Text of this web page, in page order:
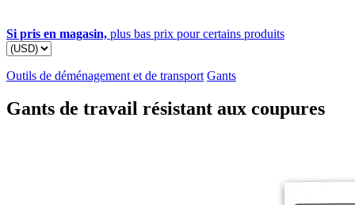
Si pris en magasin, plus bas prix pour certains produits
Outils de déménagement et de transport Gants
Gants de travail résistant aux coupures